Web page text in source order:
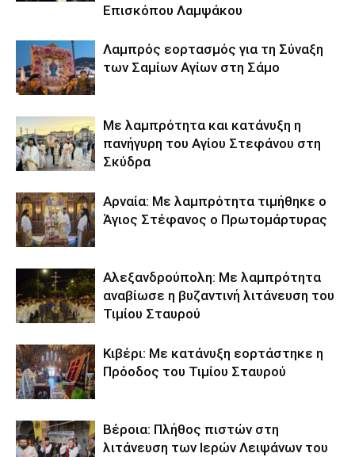
Επισκόπου Λαμψάκου
Λαμπρός εορτασμός για τη Σύναξη
των Σαμίων Αγίων στη Σάμο
Με λαμπρότητα και κατάνυξη η
πανήγυρη του Αγίου Στεφάνου στη
Σκύδρα
Αρναία: Με λαμπρότητα τιμήθηκε ο
Άγιος Στέφανος ο Πρωτομάρτυρας
Αλεξανδρούπολη: Με λαμπρότητα
αναβίωσε η βυζαντινή λιτάνευση του
Τιμίου Σταυρού
Κιβέρι: Με κατάνυξη εορτάστηκε η
Πρόοδος του Τιμίου Σταυρού
Βέροια: Πλήθος πιστών στη
λιτάνευση των Ιερών Λειψάνων του